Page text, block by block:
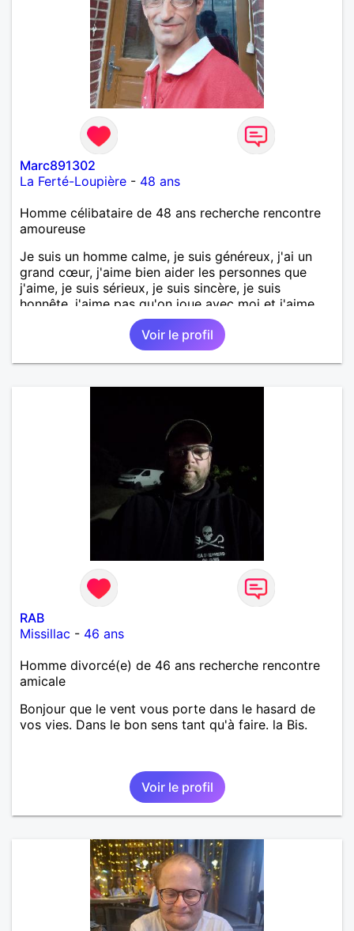
Marc891302
La Ferté-Loupière - 48 ans
Homme célibataire de 48 ans recherche rencontre
amoureuse
Je suis un homme calme, je suis généreux, j'ai un
grand cœur, j'aime bien aider les personnes que
j'aime, je suis sérieux, je suis sincère, je suis
honnête, j'aime pas qu'on joue avec moi et j'aime
pas les mensonges. Je cherche une relation
amoureuse et sérieuse.Voir le profil
RAB
Missillac - 46 ans
Homme divorcé(e) de 46 ans recherche rencontre
amicale
Bonjour que le vent vous porte dans le hasard de
vos vies. Dans le bon sens tant qu'à faire. la Bis.
Voir le profil